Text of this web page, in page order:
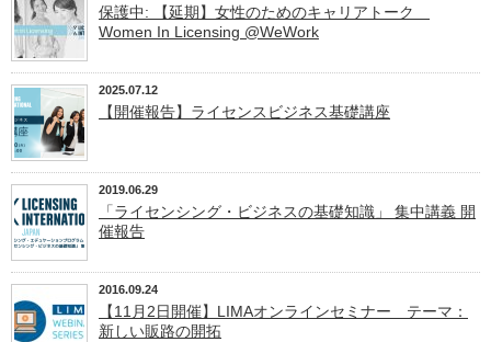
保護中: 【延期】女性のためのキャリアトーク
Women In Licensing @WeWork
2025.07.12
【開催報告】ライセンスビジネス基礎講座
2019.06.29
「ライセンシング・ビジネスの基礎知識」 集中講義 開
催報告
2016.09.24
【11月2日開催】LIMAオンラインセミナー テーマ：
新しい販路の開拓